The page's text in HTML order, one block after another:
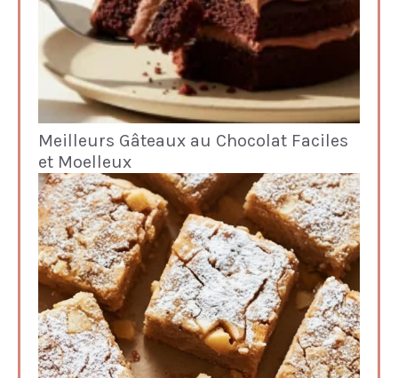
Meilleurs Gâteaux au Chocolat Faciles
et Moelleux